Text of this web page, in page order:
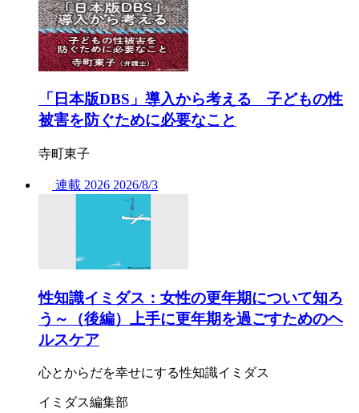
「日本版DBS」導入から考える 子どもの性
被害を防ぐために必要なこと
寺町東子
連載 2026 2026/8/3
性知識イミダス：女性の更年期について知ろ
う～（後編）上手に更年期を過ごすためのヘ
ルスケア
心とからだを幸せにする性知識イミダス
イミダス編集部